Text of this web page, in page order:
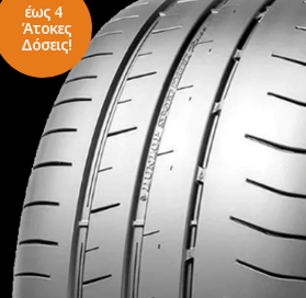
έως 4
Άτοκες
Δόσεις!